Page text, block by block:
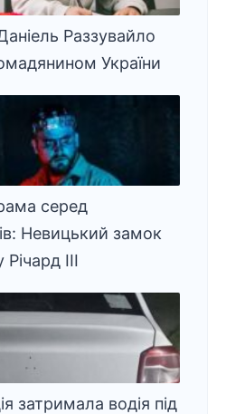
Раззувайло
України
серед
Невицький замок
ІІІ
затримала водія під